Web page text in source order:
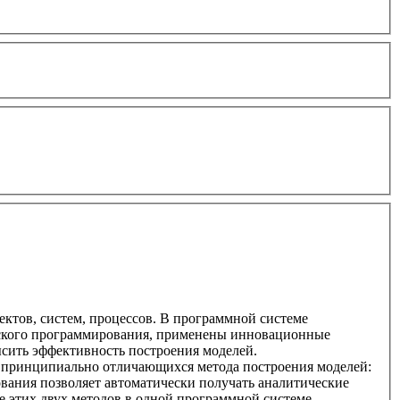
систем, процессов. В программной системе
программирования, применены инновационные
эффективность построения моделей.
отличающихся метода построения моделей:
позволяет автоматически получать аналитические